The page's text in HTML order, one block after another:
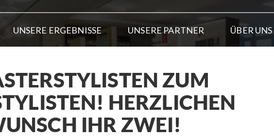
UNSERE ERGEBNISSE UNSERE PARTNER ÜBER UNS
ZUM
HERZLICHEN
IHR ZWEI!